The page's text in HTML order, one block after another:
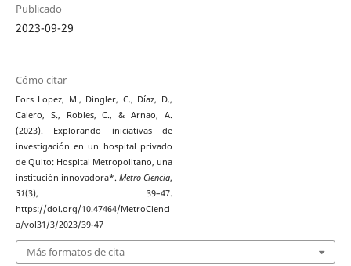
Publicado
2023-09-29
Cómo citar
Fors Lopez, M., Dingler, C., Díaz, D.,
Calero, S., Robles, C., & Arnao, A.
(2023). Explorando iniciativas de
investigación en un hospital privado
de Quito: Hospital Metropolitano, una
institución innovadora*. Metro Ciencia,
31(3), 39–47.
https://doi.org/10.47464/MetroCienci
a/vol31/3/2023/39-47
Más formatos de cita